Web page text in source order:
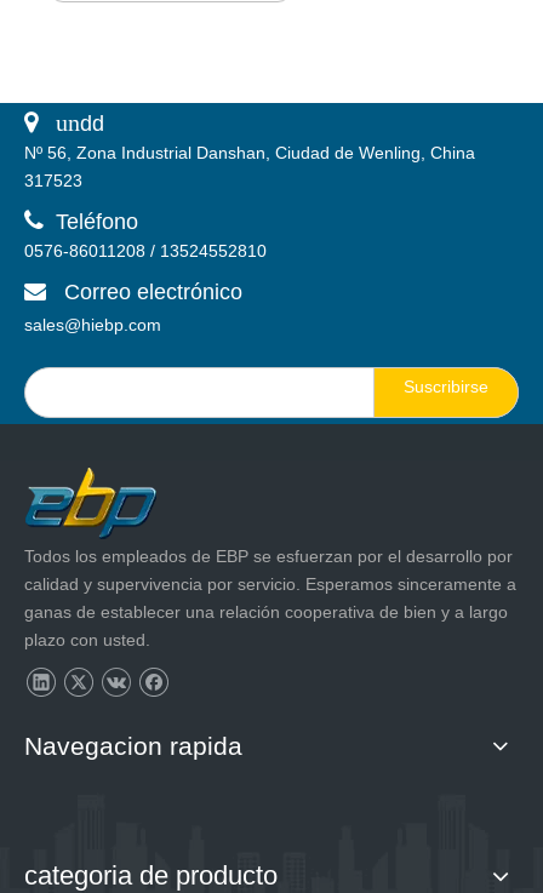
 undd
Nº 56, Zona Industrial Danshan, Ciudad de Wenling, China
317523
 Teléfono
0576-86011208 / 13524552810
 Correo electrónico
sales@hiebp.com
Suscribirse
Todos los empleados de EBP se esfuerzan por el desarrollo por
calidad y supervivencia por servicio. Esperamos sinceramente a
ganas de establecer una relación cooperativa de bien y a largo
plazo con usted.
Navegacion rapida
categoria de producto